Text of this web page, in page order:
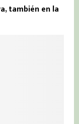
también en la